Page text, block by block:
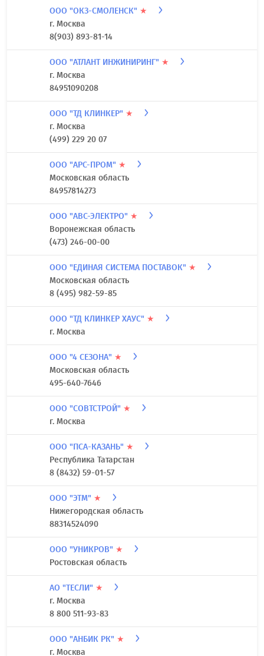
ООО "ОКЗ-СМОЛЕНСК" ★
г. Москва
8(903) 893-81-14
ООО "АТЛАНТ ИНЖИНИРИНГ" ★
г. Москва
84951090208
ООО "ТД КЛИНКЕР" ★
г. Москва
(499) 229 20 07
ООО "АРС-ПРОМ" ★
Московская область
84957814273
ООО "АВС-ЭЛЕКТРО" ★
Воронежская область
(473) 246-00-00
ООО "ЕДИНАЯ СИСТЕМА ПОСТАВОК" ★
Московская область
8 (495) 982-59-85
ООО "ТД КЛИНКЕР ХАУС" ★
г. Москва
ООО "4 СЕЗОНА" ★
Московская область
495-640-7646
ООО "СОВТСТРОЙ" ★
г. Москва
ООО "ПСА-КАЗАНЬ" ★
Республика Татарстан
8 (8432) 59-01-57
ООО "ЭТМ" ★
Нижегородская область
88314524090
ООО "УНИКРОВ" ★
Ростовская область
АО "ТЕСЛИ" ★
г. Москва
8 800 511-93-83
ООО "АНБИК РК" ★
г. Москва